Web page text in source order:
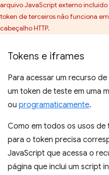
arquivo JavaScript externo
token de terceiros não funciona
cabeçalho HTTP.
Tokens e iframes
Para acessar um recurso
um token de teste em uma
ou programaticamente.
Como em todos os usos
para o token precisa
JavaScript que acessa o
página que inclui um script